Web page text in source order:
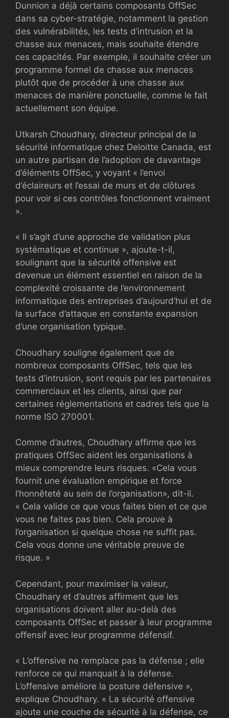
Dunnion a déjà certains composants OffSec
dans sa cyber-stratégie, notamment la gestion
des vulnérabilités, les tests d’intrusion et la
chasse aux menaces, mais souhaite étendre
ces capacités. Par exemple, il souhaite créer un
programme formel de chasse aux menaces
plutôt que de procéder à une chasse aux
menaces de manière ponctuelle, comme le fait
actuellement son équipe.
Utkarsh Choudhary, directeur principal de la
sécurité informatique chez Deloitte Canada, est
un autre partisan de l’adoption de davantage
d’éléments OffSec, y voyant « l’envoi
d’éclaireurs et l’essai de murs et de clôtures
pour voir si ces contrôles fonctionnent vraiment
».
« Il s’agit d’une approche de validation plus
systématique et continue », ajoute-t-il,
soulignant que la sécurité offensive est
devenue un élément essentiel en raison de la
complexité croissante de l’environnement
informatique des entreprises d’aujourd’hui et de
la surface d’attaque en constante expansion
d’une organisation typique.
Choudhary souligne également que de
nombreux composants OffSec, tels que les
tests d’intrusion, sont requis par les partenaires
commerciaux et les clients, ainsi que par
certaines réglementations et cadres tels que la
norme ISO 270001.
Comme d’autres, Choudhary affirme que les
pratiques OffSec aident les organisations à
mieux comprendre leurs risques. «Cela vous
fournit une évaluation empirique et force
l’honnêteté au sein de l’organisation», dit-il.
« Cela valide ce que vous faites bien et ce que
vous ne faites pas bien. Cela prouve à
l’organisation si quelque chose ne suffit pas.
Cela vous donne une véritable preuve de
risque. »
Cependant, pour maximiser la valeur,
Choudhary et d’autres affirment que les
organisations doivent aller au-delà des
composants OffSec et passer à leur programme
offensif avec leur programme défensif.
« L’offensive ne remplace pas la défense ; elle
renforce ce qui manquait à la défense.
L’offensive améliore la posture défensive »,
explique Choudhary. « La sécurité offensive
ajoute une couche de sécurité à la défense, ce